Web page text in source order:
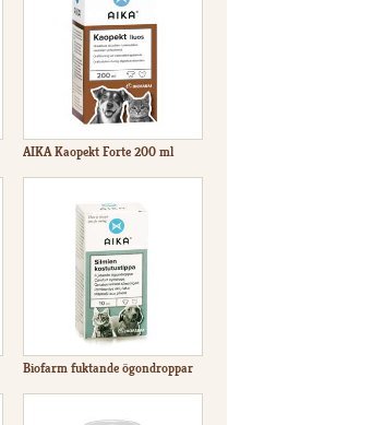
AIKA Kaopekt Forte 200 ml
Biofarm fuktande ögondroppar